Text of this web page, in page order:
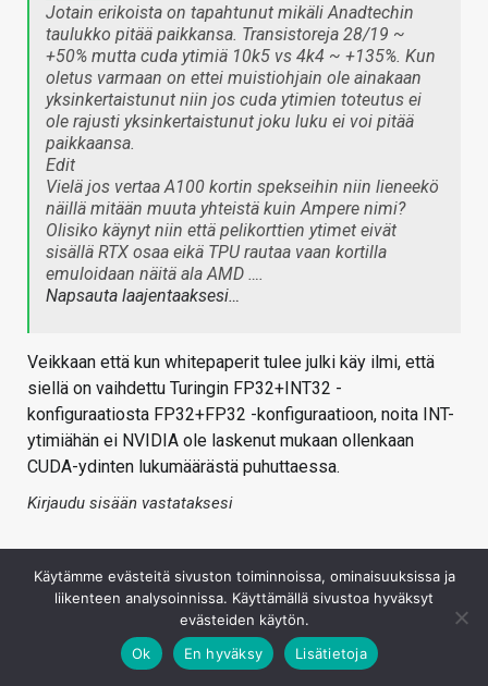
Jotain erikoista on tapahtunut mikäli Anadtechin
taulukko pitää paikkansa. Transistoreja 28/19 ~
+50% mutta cuda ytimiä 10k5 vs 4k4 ~ +135%. Kun
oletus varmaan on ettei muistiohjain ole ainakaan
yksinkertaistunut niin jos cuda ytimien toteutus ei
ole rajusti yksinkertaistunut joku luku ei voi pitää
paikkaansa.
Edit
Vielä jos vertaa A100 kortin spekseihin niin lieneekö
näillä mitään muuta yhteistä kuin Ampere nimi?
Olisiko käynyt niin että pelikorttien ytimet eivät
sisällä RTX osaa eikä TPU rautaa vaan kortilla
emuloidaan näitä ala AMD ….
Napsauta laajentaaksesi…
Veikkaan että kun whitepaperit tulee julki käy ilmi, että
siellä on vaihdettu Turingin FP32+INT32 -
konfiguraatiosta FP32+FP32 -konfiguraatioon, noita INT-
ytimiähän ei NVIDIA ole laskenut mukaan ollenkaan
CUDA-ydinten lukumäärästä puhuttaessa.
Kirjaudu sisään vastataksesi
Käytämme evästeitä sivuston toiminnoissa, ominaisuuksissa ja
liikenteen analysoinnissa. Käyttämällä sivustoa hyväksyt
evästeiden käytön.
Ok
En hyväksy Lisätietoja